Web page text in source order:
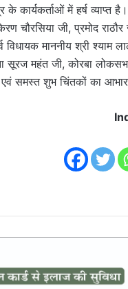
के कार्यकर्ताओं में हर्ष
चौरसिया जी, प्रमोद
विधायक माननीय श्री
सूरज महंत जी, कोरबा
समस्त शुभ चिंतकों का आभार